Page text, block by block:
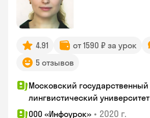
4.91 от 1590 ₽ за урок
5 отзывов
Московский государственный
лингвистический университет
ООО «Инфоурок» • 2020 г.